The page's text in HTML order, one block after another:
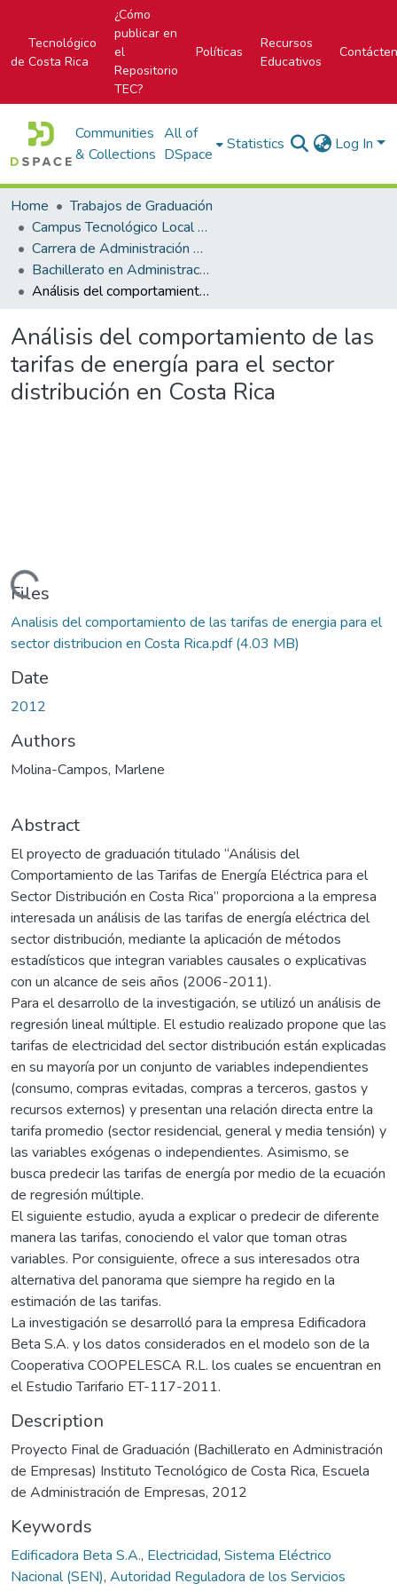
Tecnológico
de Costa Rica
¿Cómo
publicar en
el
Repositorio
TEC?
Políticas
Recursos
Educativos
Communities
& Collections
All of
DSpace
Statistics Log In
Home
Trabajos de Graduación
Campus Tecnológico Local San Carlos
Carrera de Administración de Empresas
Bachillerato en Administración de Empresas
Análisis del comportamiento de las tarifas de energía para el sector distribución en Costa Rica
Análisis del comportamiento de las
tarifas de energía para el sector
distribución en Costa Rica
Loading...
Files
Analisis del comportamiento de las tarifas de energia para el
sector distribucion en Costa Rica.pdf(4.03 MB)
Date
2012
Authors
Molina-Campos, Marlene
Abstract
El proyecto de graduación titulado “Análisis del
Comportamiento de las Tarifas de Energía Eléctrica para el
Sector Distribución en Costa Rica” proporciona a la empresa
interesada un análisis de las tarifas de energía eléctrica del
sector distribución, mediante la aplicación de métodos
estadísticos que integran variables causales o explicativas
con un alcance de seis años (2006-2011).
Para el desarrollo de la investigación, se utilizó un análisis de
regresión lineal múltiple. El estudio realizado propone que las
tarifas de electricidad del sector distribución están explicadas
en su mayoría por un conjunto de variables independientes
(consumo, compras evitadas, compras a terceros, gastos y
recursos externos) y presentan una relación directa entre la
tarifa promedio (sector residencial, general y media tensión) y
las variables exógenas o independientes. Asimismo, se
busca predecir las tarifas de energía por medio de la ecuación
de regresión múltiple.
El siguiente estudio, ayuda a explicar o predecir de diferente
manera las tarifas, conociendo el valor que toman otras
variables. Por consiguiente, ofrece a sus interesados otra
alternativa del panorama que siempre ha regido en la
estimación de las tarifas.
La investigación se desarrolló para la empresa Edificadora
Beta S.A. y los datos considerados en el modelo son de la
Cooperativa COOPELESCA R.L. los cuales se encuentran en
el Estudio Tarifario ET-117-2011.
Description
Proyecto Final de Graduación (Bachillerato en Administración
de Empresas) Instituto Tecnológico de Costa Rica, Escuela
de Administración de Empresas, 2012
Keywords
Edificadora Beta S.A., Electricidad, Sistema Eléctrico
Nacional (SEN), Autoridad Reguladora de los Servicios